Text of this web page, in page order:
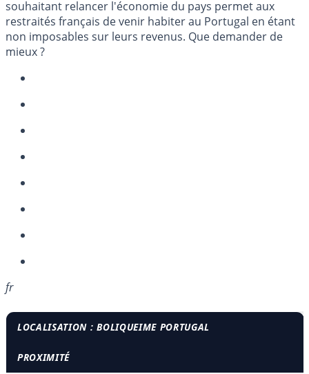
souhaitant relancer l'économie du pays permet aux
restraités français de venir habiter au Portugal en étant
non imposables sur leurs revenus. Que demander de
mieux ?
fr
LOCALISATION : BOLIQUEIME PORTUGAL
PROXIMITÉ